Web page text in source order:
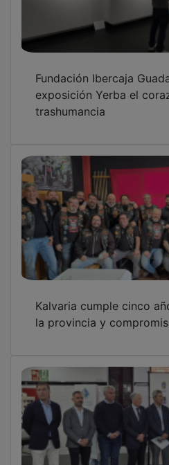
Fundación Ibercaja
exposición Yerba el
trashumancia
Kalvaria cumple cinco
la provincia y